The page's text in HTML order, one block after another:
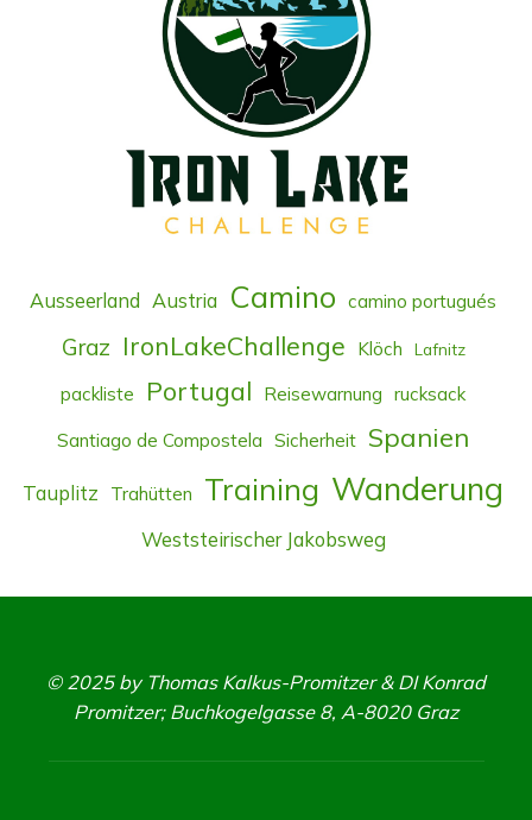
Ausseerland Austria Camino camino portugués
Graz IronLakeChallenge Klöch Lafnitz
packliste Portugal Reisewarnung rucksack
Santiago de Compostela Sicherheit Spanien
Tauplitz Trahütten Training Wanderung
Weststeirischer Jakobsweg
© 2025 by Thomas Kalkus-Promitzer & DI Konrad
Promitzer; Buchkogelgasse 8, A-8020 Graz